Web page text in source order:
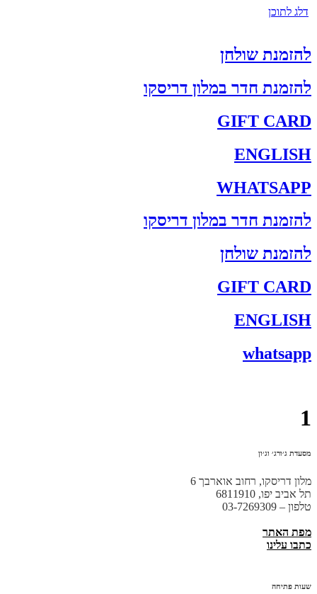
דלג לתוכן
להזמנת שולחן
להזמנת חדר במלון דריסקו
GIFT CARD
ENGLISH
WHATSAPP
להזמנת חדר במלון דריסקו
להזמנת שולחן
GIFT CARD
ENGLISH
whatsapp
1
מסעדת ג׳ורג׳ וג׳ון
מלון דריסקו, רחוב אוארבך 6
תל אביב יפו, 6811910
טלפון – 03-7269309
מפת האתר
כתבו עלינו
שעות פתיחה